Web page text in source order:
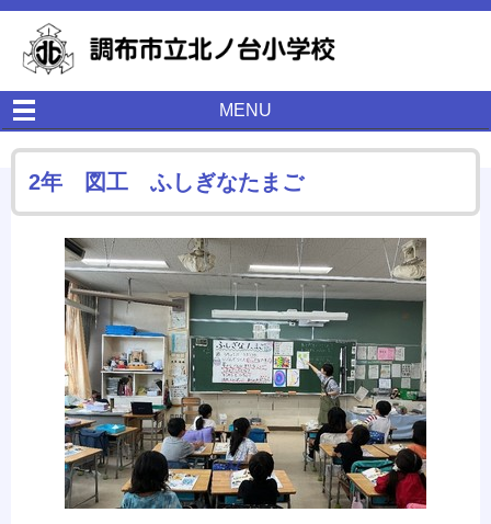
MENU
2年 図工 ふしぎなたまご